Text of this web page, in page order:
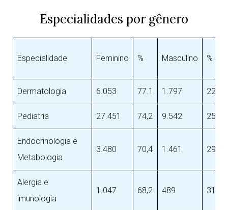
Especialidades por gênero
Especialidade Feminino % Masculino %
Dermatologia 6.053 77.1 1.797 22,9
Pediatria 27.451 74,2 9.542 25,8
Endocrinologia e
Metabologia
3.480 70,4 1.461 29,6
Alergia e
imunologia
1.047 68,2 489 31,1